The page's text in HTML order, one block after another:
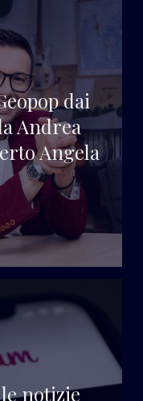
dai
Andrea
Angela
le notizie